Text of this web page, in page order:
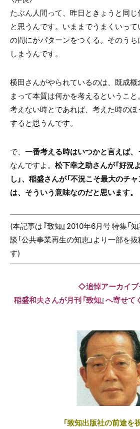
たぶん人間って、昨日ときょうと同
と思うんです。いままでうまくいっ
の間にかパターンをつくる。そのう
しまうんです。
横田さんがやられているのは、既成
まって本質は何かを考えるというこ
考えない時とであれば、考えた時の
すると思うんです。
で、 一番考える時はいつかと言えば
なんですよ。 松下幸之助さんが「好況
し」、稲盛さんが「不況こそ最大のチ
は、そういう意味なのだと思います。
(本記事は『致知』2010年6月号 特集「
談「公共事業再生の知恵」より一部を
す)
◇追悼アーカイブ
稲盛和夫さんが月刊『致知』へ寄せ
「致知出版社の前途を